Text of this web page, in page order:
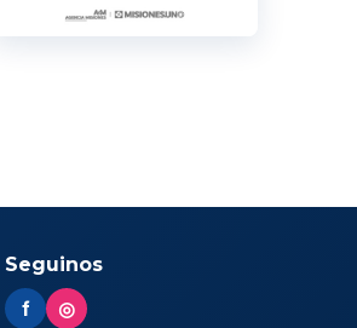
Seguinos
f ◎